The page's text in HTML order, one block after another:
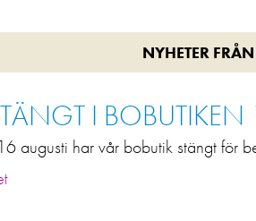
NYHETER
I
augusti har vår bobutik stängt för